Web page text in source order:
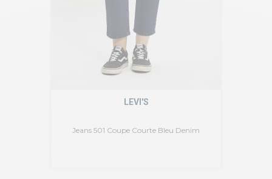
Jeans 501 Coupe Courte Bleu Denim
LEVI'S